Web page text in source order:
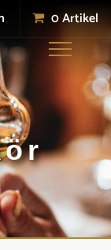
0 Artikel
Toggle
navigation